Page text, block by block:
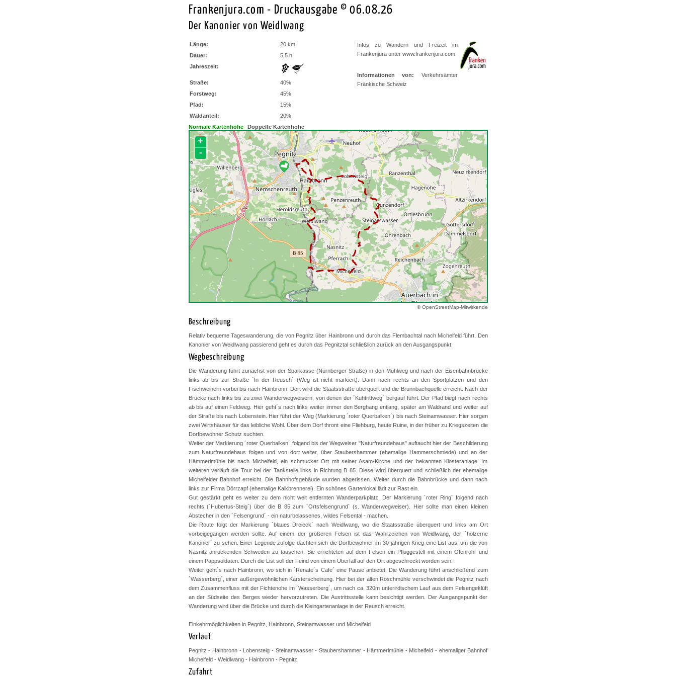
Frankenjura.com - Druckausgabe © 06.08.26
Der Kanonier von Weidlwang
Länge:
20 km
Dauer:
5,5 h
Jahreszeit:
Straße:
40%
Forstweg:
45%
Pfad:
15%
Waldanteil:
20%
Infos zu Wandern und Freizeit im
Frankenjura unter www.frankenjura.com
Informationen von: Verkehrsämter
Fränkische Schweiz
Normale Kartenhöhe Doppelte Kartenhöhe
+
-
© OpenStreetMap-Mitwirkende
Beschreibung
Relativ bequeme Tageswanderung, die von Pegnitz über Hainbronn und durch das Flembachtal nach Michelfeld führt. Den
Kanonier von Weidlwang passierend geht es durch das Pegnitztal schließlich zurück an den Ausgangspunkt.
Wegbeschreibung
Die Wanderung führt zunächst von der Sparkasse (Nürnberger Straße) in den Mühlweg und nach der Eisenbahnbrücke
links ab bis zur Straße ´In der Reusch´ (Weg ist nicht markiert). Dann nach rechts an den Sportplätzen und den
Fischweihern vorbei bis nach Hainbronn. Dort wird die Staatsstraße überquert und die Brunnbachquelle erreicht. Nach der
Brücke nach links bis zu zwei Wanderwegweisern, von denen der ´Kuhtrittweg´ bergauf führt. Der Pfad biegt nach rechts
ab bis auf einen Feldweg. Hier geht´s nach links weiter immer den Berghang entlang, später am Waldrand und weiter auf
der Straße bis nach Lobenstein. Hier führt der Weg (Markierung ´roter Querbalken´) bis nach Steinamwasser. Hier sorgen
zwei Wirtshäuser für das leibliche Wohl. Über dem Dorf thront eine Fliehburg, heute Ruine, in der früher zu Kriegszeiten die
Dorfbewohner Schutz suchten.
Weiter der Markierung ´roter Querbalken´ folgend bis der Wegweiser "Naturfreundehaus" auftaucht hier der Beschilderung
zum Naturfreundehaus folgen und von dort weiter, über Staubershammer (ehemalige Hammerschmiede) und an der
Hämmerlmühle bis nach Michelfeld, ein schmucker Ort mit seiner Asam-Kirche und der bekannten Klosteranlage. Im
weiteren verläuft die Tour bei der Tankstelle links in Richtung B 85. Diese wird überquert und schließlich der ehemalige
Michelfelder Bahnhof erreicht. Die Bahnhofsgebäude wurden abgerissen. Weiter durch die Bahnbrücke und dann nach
links zur Firma Dörrzapf (ehemalige Kalkbrennerei). Ein schönes Gartenlokal lädt zur Rast ein.
Gut gestärkt geht es weiter zu dem nicht weit entfernten Wanderparkplatz. Der Markierung ´roter Ring´ folgend nach
rechts (´Hubertus-Steig´) über die B 85 zum ´Ortsfelsengrund´ (s. Wanderwegweiser). Hier sollte man einen kleinen
Abstecher in den ´Felsengrund´ - ein naturbelassenes, wildes Felsental - machen.
Die Route folgt der Markierung ´blaues Dreieck´ nach Weidlwang, wo die Staatsstraße überquert und links am Ort
vorbeigegangen werden sollte. Auf einem der größeren Felsen ist das Wahrzeichen von Weidlwang, der ´hölzerne
Kanonier´ zu sehen. Einer Legende zufolge dachten sich die Dorfbewohner im 30-jährigen Krieg eine List aus, um die von
Nasnitz anrückenden Schweden zu täuschen. Sie errichteten auf dem Felsen ein Pfluggestell mit einem Ofenrohr und
einem Pappsoldaten. Durch die List soll der Feind von einem Überfall auf den Ort abgeschreckt worden sein.
Weiter geht´s nach Hainbronn, wo sich in `Renate´s Cafe´ eine Pause anbietet. Die Wanderung führt anschließend zum
´Wasserberg´, einer außergewöhnlichen Karsterscheinung. Hier bei der alten Röschmühle verschwindet die Pegnitz nach
dem Zusammenfluss mit der Fichtenohe im ´Wasserberg´, um nach ca. 320m unterirdischem Lauf aus dem Felsengeklüft
an der Südseite des Berges wieder hervorzutreten. Die Austrittsstelle kann besichtigt werden. Der Ausgangspunkt der
Wanderung wird über die Brücke und durch die Kleingartenanlage in der Reusch erreicht.
Einkehrmöglichkeiten in Pegnitz, Hainbronn, Steinamwasser und Michelfeld
Verlauf
Pegnitz - Hainbronn - Lobensteig - Steinamwasser - Staubershammer - Hämmerlmühle - Michelfeld - ehemaliger Bahnhof
Michelfeld - Weidlwang - Hainbronn - Pegnitz
Zufahrt